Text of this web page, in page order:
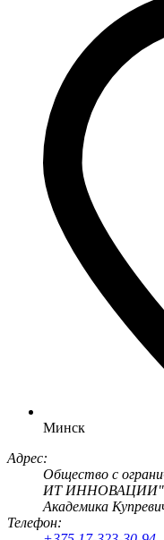
Минск
Адрес:
Общество с
ИТ ИННОВАЦИИ"
Академика
Телефон: